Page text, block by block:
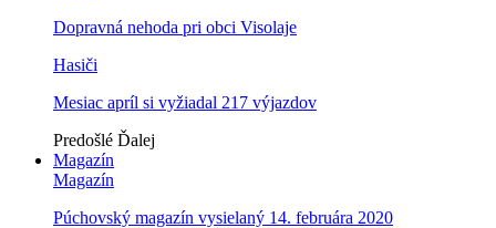
Dopravná nehoda pri obci Visolaje
Hasiči
Mesiac apríl si vyžiadal 217 výjazdov
Predošlé Ďalej
Magazín
Magazín
Púchovský magazín vysielaný 14. februára 2020